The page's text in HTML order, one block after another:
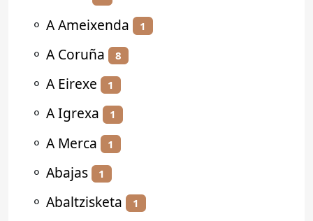
⚬ A Ameixenda 1
⚬ A Coruña 8
⚬ A Eirexe 1
⚬ A Igrexa 1
⚬ A Merca 1
⚬ Abajas 1
⚬ Abaltzisketa 1